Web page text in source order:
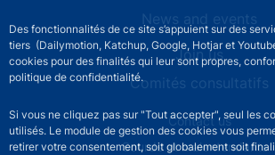
Des fonctionnalités de ce site s’appuient sur des
tiers (Dailymotion, Katchup, Google, Hotjar et
cookies pour des finalités qui leur sont propres,
politique de confidentialité.
Si vous ne cliquez pas sur "Tout accepter", seul les
utilisés. Le module de gestion des cookies vous
retirer votre consentement, soit globalement soit
News and events
Join us
Comités consultatifs
Footer secondary menuContact us
Sourds et malentendants